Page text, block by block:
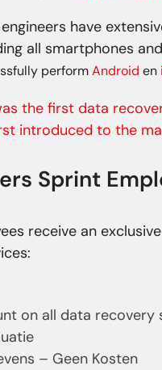
have
all smartphones
performAndroid en
the first data
introduced to the
Sprint
receive an
on all data recovery
– Geen Kosten